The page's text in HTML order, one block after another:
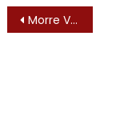
Morre Van Williams, o Besouro Verde clássico.